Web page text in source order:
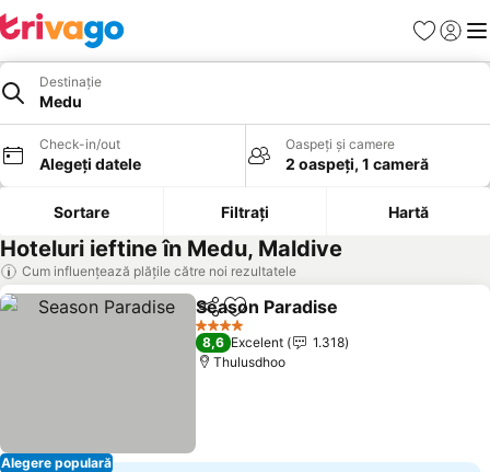
Favorite
Destinație
Medu
Check-in/out
Alegeți datele
Oaspeți și camere
2 oaspeți, 1 cameră
Sortare Filtrați Hartă
Hoteluri ieftine în Medu, Maldive
Cum influențează plățile către noi rezultatele
Alegere populară
DistribuițiAdăugaţi la favorite
Season Paradise
4 Stele
8,6 Excelent
1.318
Thulusdhoo